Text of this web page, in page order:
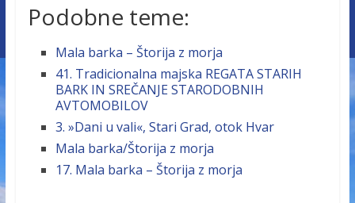
Podobne teme:
Mala barka – Štorija z morja
41. Tradicionalna majska REGATA STARIH
BARK IN SREČANJE STARODOBNIH
AVTOMOBILOV
3. »Dani u vali«, Stari Grad, otok Hvar
Mala barka/Štorija z morja
17. Mala barka – Štorija z morja